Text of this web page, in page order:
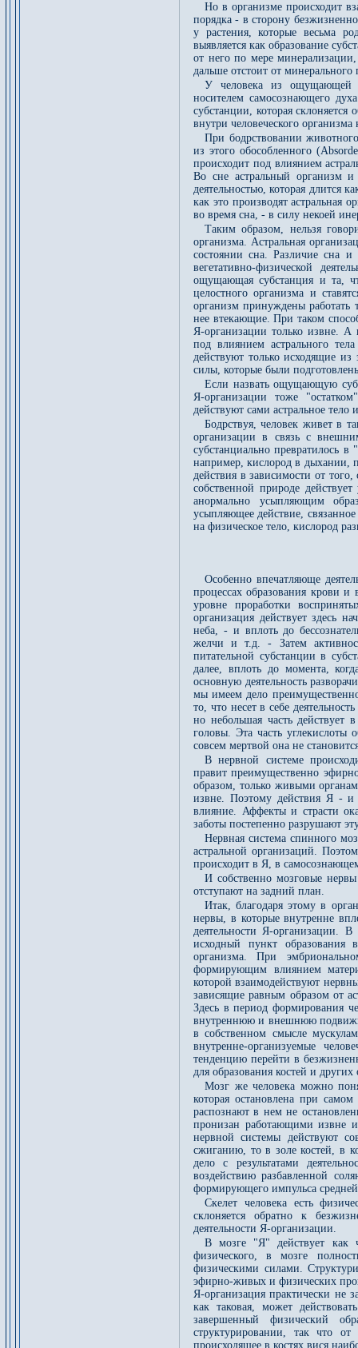
Но в организме происходит
порядка - в сторону
у растения, которые весьма
выявляется как образование
от него по мере
дальше отстоит от
У человека из ощущающей
носителем самосознающего
субстанции, которая
внутри человеческого
При бодрствовании
из этого обособленного
происходит под влиянием
Во сне астральный организм
деятельностью, которая длится
как это производят астральная
во время сна, - в силу некоей
Таким образом, нельзя
организма. Астральная
состоянии сна. Различие сна и
вегетативно-физической
ощущающая субстанция и та,
целостного организма и
организм принуждены
нее втекающие. При таком
Я-организации только извне. А
под влиянием астрального
действуют только исходящие
силы, которые были
Если назвать ощущающую
Я-организации тоже
действуют сами астральное тело
Бодрствуя, человек живет в
организации в связь с
субстанциально превратилось
например, кислород в дыхании,
действия в зависимости от
собственной природе
анормально усыпляющим
усыпляющее действие, связанное
на физическое тело, кислород
Особенно впечатляюще
процессах образования крови и
уровне проработки
организация действует здесь
неба, - и вплоть до
желчи и т.д. - Затем
питательной субстанции в
далее, вплоть до момента,
основную деятельность
мы имеем дело
то, что несет в себе
но небольшая часть действует
головы. Эта часть углекислоты
совсем мертвой она не
В нервной системе
правит преимущественно
образом, только живыми
извне. Поэтому действия Я - и
влияние. Аффекты и страсти
заботы постепенно разрушают
Нервная система спинного
астральной организаций.
происходит в Я, в
И собственно мозговые
отступают на задний план.
Итак, благодаря этому в
нервы, в которые внутренне
деятельности Я-организации.
исходный пункт образования
организма. При
формирующим влиянием
которой взаимодействуют
зависящие равным образом от
Здесь в период формирования
внутреннюю и внешнюю
в собственном смысле
внутренне-организуемые
тенденцию перейти в
для образования костей и
Мозг же человека можно
которая остановлена при самом
распознают в нем не
пронизан работающими извне
нервной системы действуют
сжиганию, то в золе костей, в
дело с результатами
воздействию разбавленной
формирующего импульса
Скелет человека есть
склоняется обратно к
деятельности Я-организации.
В мозге "Я" действует как
физического, в мозге
физическими силами.
эфирно-живых и физических
Я-организация практически не
как таковая, может
завершенный физический
структурировании, так что
происходящее в костях вися